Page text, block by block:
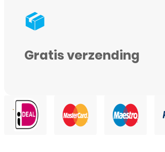
Gratis verzending